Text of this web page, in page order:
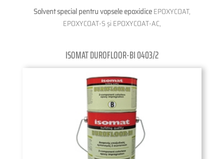
Solvent special pentru vopsele epoxidiceEPOXYCOAT,
EPOXYCOAT-S şi EPOXYCOAT-AC,
ISOMAT DUROFLOOR-BI 0403/2